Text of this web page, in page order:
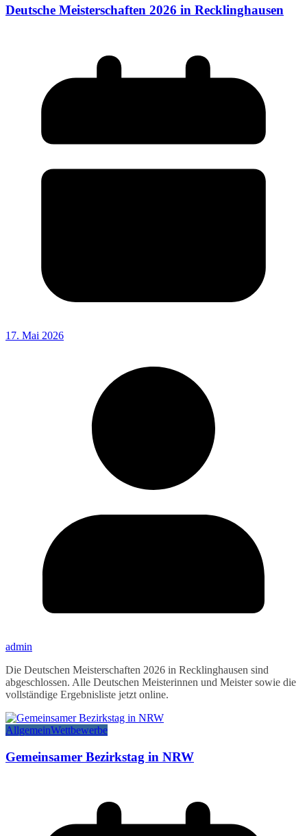
Deutsche Meisterschaften 2026 in Recklinghausen
17. Mai 2026
admin
Die Deutschen Meisterschaften 2026 in Recklinghausen sind
abgeschlossen. Alle Deutschen Meisterinnen und Meister sowie die
vollständige Ergebnisliste jetzt online.
AllgemeinWettbewerbe
Gemeinsamer Bezirkstag in NRW